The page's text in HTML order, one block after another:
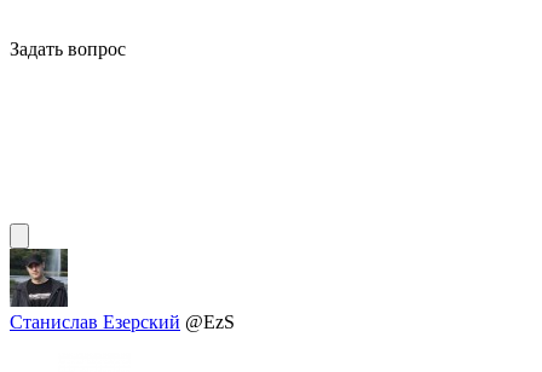
Задать вопрос
Станислав Езерский @EzS